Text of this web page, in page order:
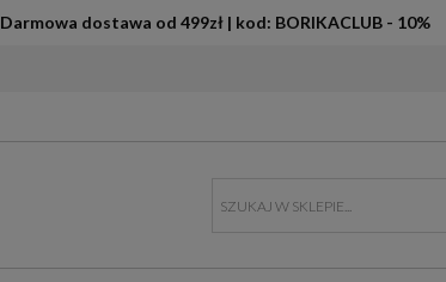
Darmowa dostawa od 499zł | kod: BORIKACLUB - 10%